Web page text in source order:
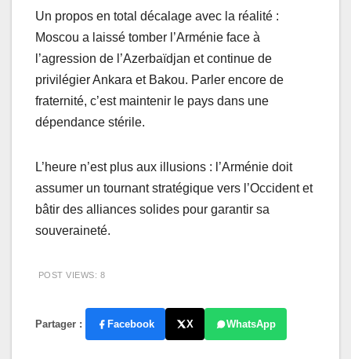
Un propos en total décalage avec la réalité :
Moscou a laissé tomber l’Arménie face à
l’agression de l’Azerbaïdjan et continue de
privilégier Ankara et Bakou. Parler encore de
fraternité, c’est maintenir le pays dans une
dépendance stérile.
L’heure n’est plus aux illusions : l’Arménie doit
assumer un tournant stratégique vers l’Occident et
bâtir des alliances solides pour garantir sa
souveraineté.
POST VIEWS: 8
Partager : Facebook X WhatsApp